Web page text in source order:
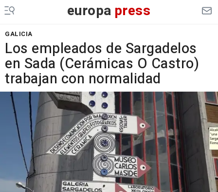
europa press
GALICIA
Los empleados de Sargadelos
en Sada (Cerámicas O Castro)
trabajan con normalidad